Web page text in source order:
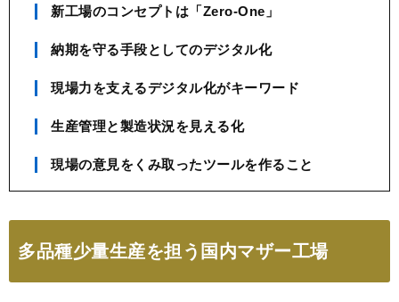
新工場のコンセプトは「Zero-One」
納期を守る手段としてのデジタル化
現場力を支えるデジタル化がキーワード
生産管理と製造状況を見える化
現場の意見をくみ取ったツールを作ること
多品種少量生産を担う国内マザー工場